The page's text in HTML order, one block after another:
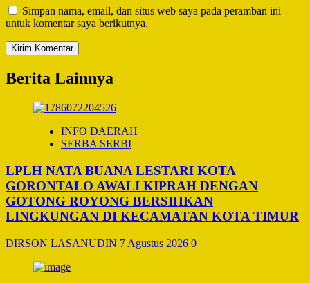
Simpan nama, email, dan situs web saya pada peramban ini
untuk komentar saya berikutnya.
Berita Lainnya
INFO DAERAH
SERBA SERBI
LPLH NATA BUANA LESTARI KOTA
GORONTALO AWALI KIPRAH DENGAN
GOTONG ROYONG BERSIHKAN
LINGKUNGAN DI KECAMATAN KOTA TIMUR
DIRSON LASANUDIN 7 Agustus 2026 0